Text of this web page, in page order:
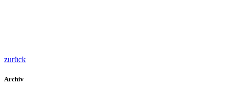
zurück
Archiv